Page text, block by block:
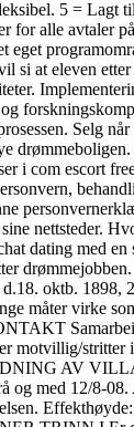
5 = Lagt
for alle avtaler
eget
si at eleven
Selg
drømmeboligen.
i com escort
nettsteder.
dating med
oktb. 1898,
måter virke
motvillig/stritter
AV
og med 12/8-08.